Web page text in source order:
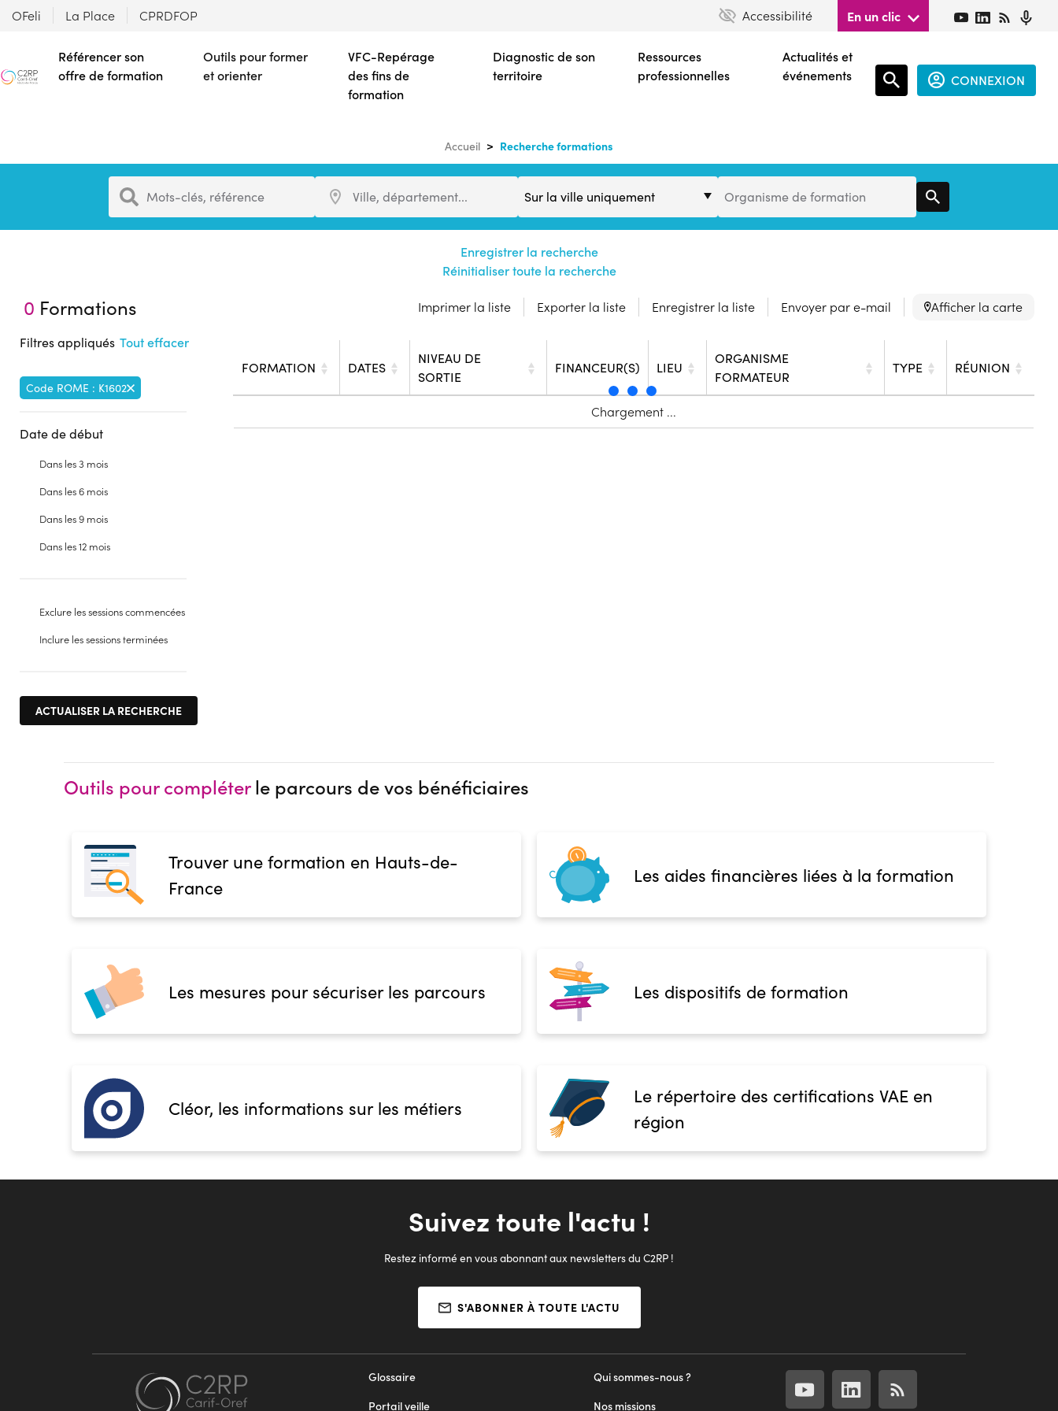
contenu
principal
OFeli La Place CPRDFOP Accessibilité En un clic
Référencer son
offre de formation
Outils pour former
et orienter
VFC-Repérage
des fins de
formation
Diagnostic de son
territoire
Ressources
professionnelles
Actualités et
événements
CONNEXION
Accueil Recherche formations
Formation
Mots-clés, référence
Ville
Ville, département...
de
Organisme de formation
Enregistrer la recherche
Réinitialiser toute la recherche
0 Formations Imprimer la liste Exporter la liste Enregistrer la liste Envoyer par e-mail Afficher la carte
Filtres appliqués Tout effacer
Code ROME : K1602
Date de début
Dans les 3 mois
Dans les 6 mois
Dans les 9 mois
Dans les 12 mois
Exclure les sessions commencées
Inclure les sessions terminées
FORMATION DATES
NIVEAU DE
SORTIE
FINANCEUR(S) LIEU
ORGANISME
FORMATEUR
TYPE RÉUNION
Chargement ...
Outils pour compléterle parcours de vos bénéficiaires
Trouver une formation en Hauts-de-
France
Les aides financières liées à la formation
Les mesures pour sécuriser les parcours Les dispositifs de formation
Cléor, les informations sur les métiers
Le répertoire des certifications VAE en
région
Suivez toute l'actu !
Restez informé en vous abonnant aux newsletters du C2RP !
S'ABONNER À TOUTE L'ACTU
Qui sommes-nous ?
Nos missions
Glossaire
Portail veille